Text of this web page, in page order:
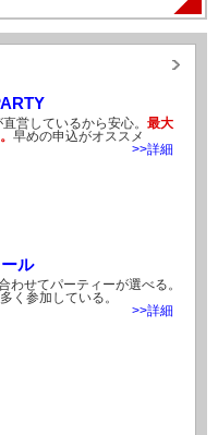
営しているから安心。 最大
早めの申込がオススメ
>>詳細
ル
わせてパーティーが選べる。
く参加している。
>>詳細